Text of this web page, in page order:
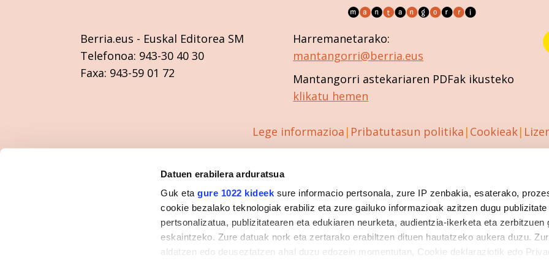
Datuen erabilera arduratsua
Guk etagure 1022 kideek sure informacio pertsonala, zure IP zenbakia, esaterako,
cookie bezalako teknologiak erabiliz eta zure gailuko informazioak azitzen dugu
pertsonalizatua, publizitatearen eta edukiaren neurketa, audientzia-ikerketa eta zerbitzuen
eskaintzeko. Zure datuak nork eta zertarako erabiltzen dituen hautatzeko aukera duzu.
aldatzen edo deuseztatzen ahal duzu edozein momentutan, Cookie deklaraziotik edo
Berria.eus - Euskal Editorea SM
Telefonoa: 943-30 40 30
Faxa: 943-59 01 72
Harremanetarako:
mantangorri@berria.eus
Mantangorri astekariaren PDFak ikusteko
klikatu hemen
Lege informazioa Pribatutasun politika Cookieak